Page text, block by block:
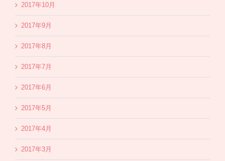
2017年10月
2017年9月
2017年8月
2017年7月
2017年6月
2017年5月
2017年4月
2017年3月